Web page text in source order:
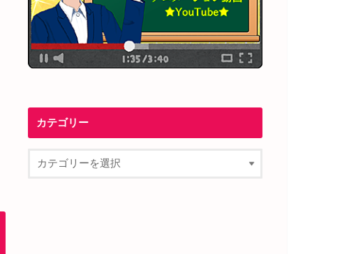
カテゴリー